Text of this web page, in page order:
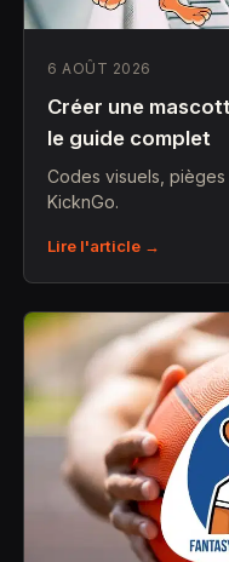
6 AOÛT 2026
Créer une
le guide complet
Codes visuels,
KicknGo.
Lire l'article →